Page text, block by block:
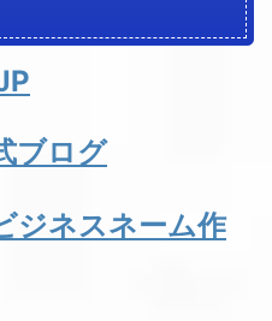
ブログ
ジネスネーム作